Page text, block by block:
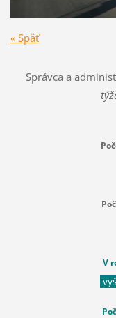
« Späť
Správca a
V